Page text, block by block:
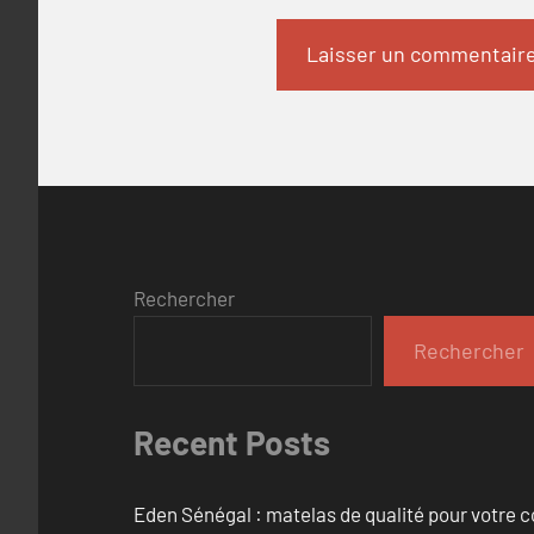
Rechercher
Rechercher
Recent Posts
Eden Sénégal : matelas de qualité pour votre